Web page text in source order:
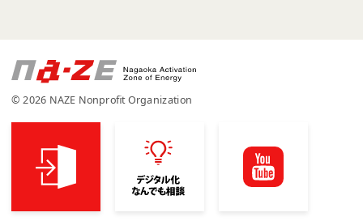
© 2026 NAZE Nonprofit Organization